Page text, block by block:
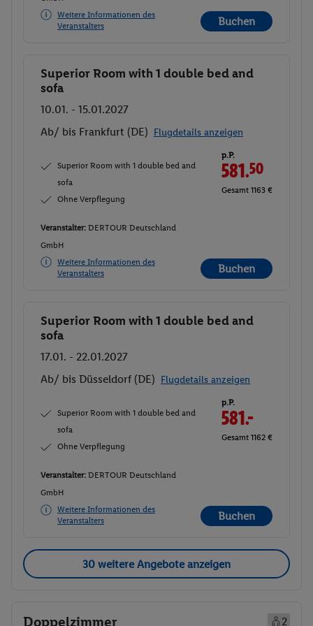
Weitere Informationen des
Veranstalters
Buchen
Buchen
Superior Room with 1 double bed and
sofa
10.01. - 15.01.2027
Ab/ bis Frankfurt (DE) Flugdetails anzeigen
Superior Room with 1 double bed and
sofa
Ohne Verpflegung
p.P.
581.50
Gesamt 1163 €
Veranstalter: DERTOUR Deutschland
GmbH
Weitere Informationen des
Veranstalters
Buchen
Buchen
Superior Room with 1 double bed and
sofa
17.01. - 22.01.2027
Ab/ bis Düsseldorf (DE) Flugdetails anzeigen
Superior Room with 1 double bed and
sofa
Ohne Verpflegung
p.P.
581.-
Gesamt 1162 €
Veranstalter: DERTOUR Deutschland
GmbH
Weitere Informationen des
Veranstalters
Buchen
30 weitere Angebote anzeigen
Doppelzimmer 2